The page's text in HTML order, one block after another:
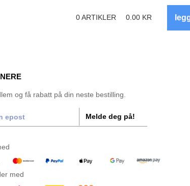
0ARTIKLER 0.00 KR
og få rabatt på din neste bestilling.
Melde deg på!
med